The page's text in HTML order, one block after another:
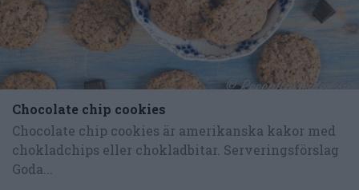
Chocolate chip cookies
Chocolate chip cookies är amerikanska kakor med
chokladchips eller chokladbitar. Serveringsförslag
Goda...